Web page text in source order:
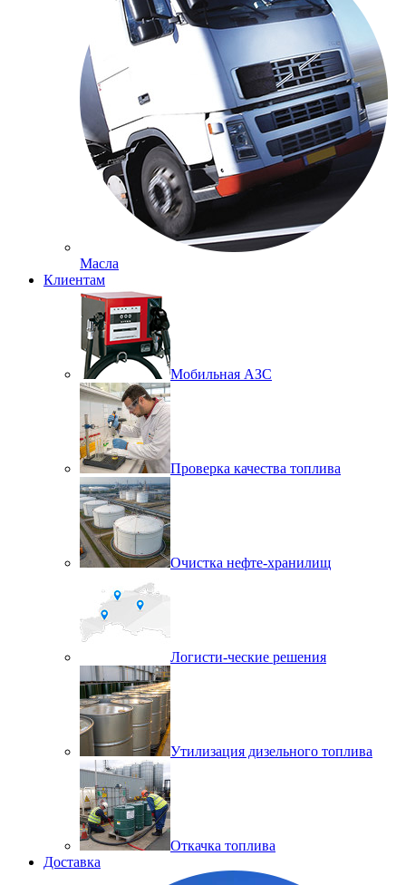
Масла
Клиентам
Мобильная АЗС
Проверка качества топлива
Очистка нефте-хранилищ
Логисти-ческие решения
Утилизация дизельного топлива
Откачка топлива
Доставка